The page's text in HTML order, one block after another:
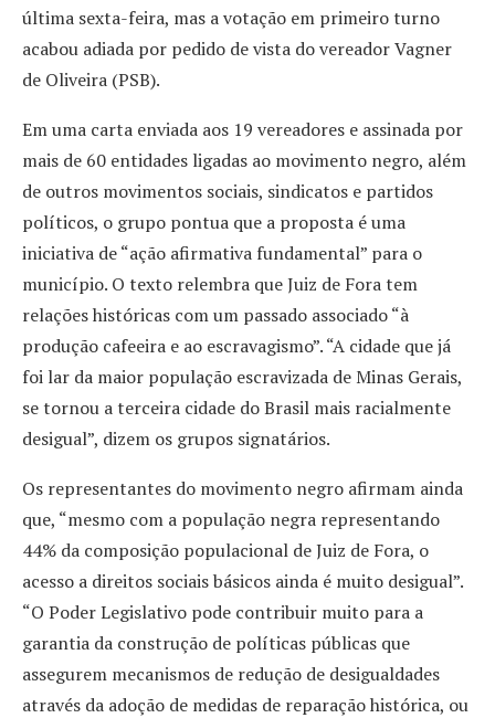
última sexta-feira, mas a votação em primeiro turno
acabou adiada por pedido de vista do vereador Vagner
de Oliveira (PSB).
Em uma carta enviada aos 19 vereadores e assinada por
mais de 60 entidades ligadas ao movimento negro, além
de outros movimentos sociais, sindicatos e partidos
políticos, o grupo pontua que a proposta é uma
iniciativa de “ação afirmativa fundamental” para o
município. O texto relembra que Juiz de Fora tem
relações históricas com um passado associado “à
produção cafeeira e ao escravagismo”. “A cidade que já
foi lar da maior população escravizada de Minas Gerais,
se tornou a terceira cidade do Brasil mais racialmente
desigual”, dizem os grupos signatários.
Os representantes do movimento negro afirmam ainda
que, “mesmo com a população negra representando
44% da composição populacional de Juiz de Fora, o
acesso a direitos sociais básicos ainda é muito desigual”.
“O Poder Legislativo pode contribuir muito para a
garantia da construção de políticas públicas que
assegurem mecanismos de redução de desigualdades
através da adoção de medidas de reparação histórica, ou